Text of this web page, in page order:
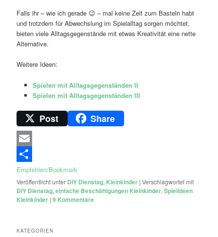
Falls ihr – wie ich gerade 😉 – mal keine Zeit zum Basteln habt
und trotzdem für Abwechslung im Spielalltag sorgen möchtet,
bieten viele Alltagsgegenstände mit etwas Kreativität eine nette
Alternative.
Weitere Ideen:
Spielen mit Alltagsgegenständen II
Spielen mit Alltagsgegenständen III
Post Share
Email
Empfehlen/Bookmark
Veröffentlicht unter DIY Dienstag, Kleinkinder |Verschlagwortet mit
DIY Dienstag,einfache Beschäftigungen Kleinkinder,Spielideen
Kleinkinder |9 Kommentare
KATEGORIEN